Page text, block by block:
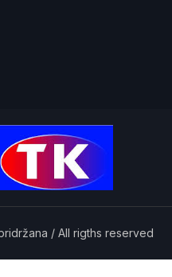
/ All rigths reserved